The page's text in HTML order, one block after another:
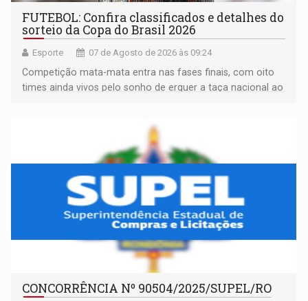
FUTEBOL: Confira classificados e detalhes do
sorteio da Copa do Brasil 2026
Esporte 07 de Agosto de 2026 às 09:24
Competição mata-mata entra nas fases finais, com oito
times ainda vivos pelo sonho de erguer a taça nacional ao
CONCORRÊNCIA Nº 90504/2025/SUPEL/RO